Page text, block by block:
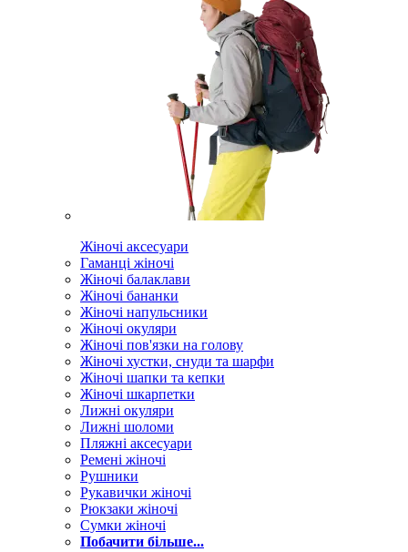
Жіночі аксесуари
Гаманці жіночі
Жіночі балаклави
Жіночі бананки
Жіночі напульсники
Жіночі окуляри
Жіночі пов'язки на голову
Жіночі хустки, снуди та шарфи
Жіночі шапки та кепки
Жіночі шкарпетки
Лижні окуляри
Лижні шоломи
Пляжні аксесуари
Ремені жіночі
Рушники
Рукавички жіночі
Рюкзаки жіночі
Сумки жіночі
Побачити більше...